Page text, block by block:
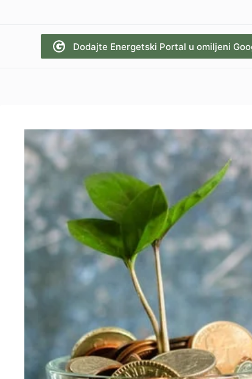
Dodajte Energetski Portal u omiljeni